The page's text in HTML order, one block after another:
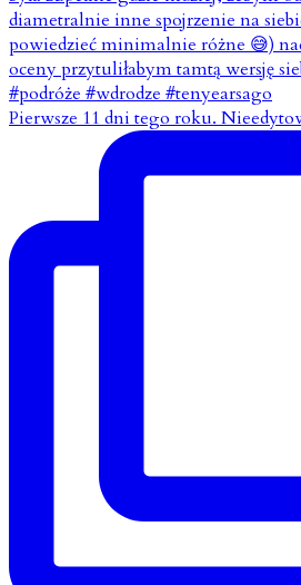
Pierwsze 11 dni tego roku.